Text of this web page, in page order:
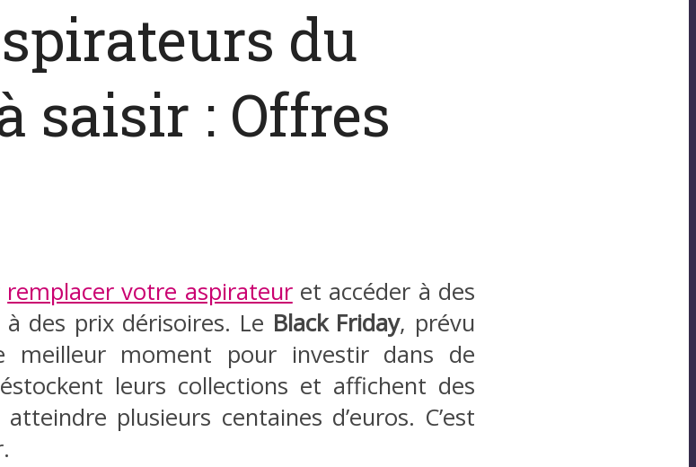
du
saisir : Offres
remplacer votre aspirateuret accéder à des
des prix dérisoires. Le Black Friday, prévu
moment pour investir dans de
leurs collections et affichent des
plusieurs centaines d’euros. C’est